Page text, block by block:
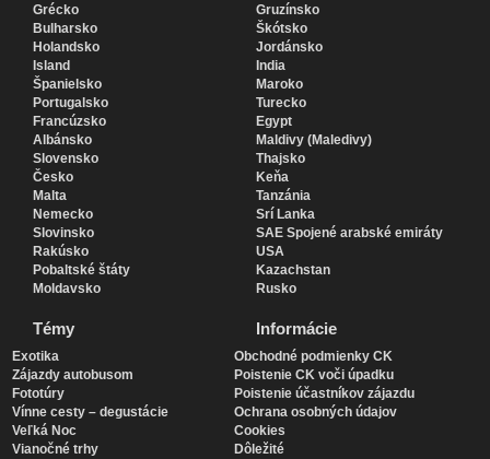
Grécko
Bulharsko
Holandsko
Island
Španielsko
Portugalsko
Francúzsko
Albánsko
Slovensko
Česko
Malta
Nemecko
Slovinsko
Rakúsko
Pobaltské štáty
Moldavsko
Gruzínsko
Škótsko
Jordánsko
India
Maroko
Turecko
Egypt
Maldivy (Maledivy)
Thajsko
Keňa
Tanzánia
Srí Lanka
SAE Spojené arabské emiráty
USA
Kazachstan
Rusko
Témy
Exotika
Zájazdy autobusom
Fototúry
Vínne cesty – degustácie
Veľká Noc
Vianočné trhy
Informácie
Obchodné podmienky CK
Poistenie CK voči úpadku
Poistenie účastníkov zájazdu
Ochrana osobných údajov
Cookies
Dôležité